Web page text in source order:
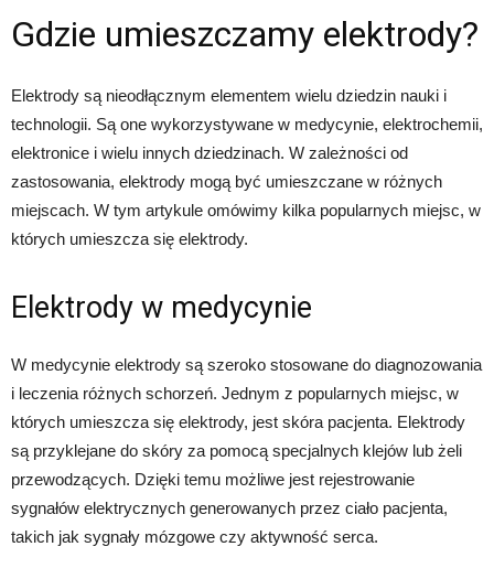
Gdzie umieszczamy elektrody?
Elektrody są nieodłącznym elementem wielu dziedzin nauki i
technologii. Są one wykorzystywane w medycynie, elektrochemii,
elektronice i wielu innych dziedzinach. W zależności od
zastosowania, elektrody mogą być umieszczane w różnych
miejscach. W tym artykule omówimy kilka popularnych miejsc, w
których umieszcza się elektrody.
Elektrody w medycynie
W medycynie elektrody są szeroko stosowane do diagnozowania
i leczenia różnych schorzeń. Jednym z popularnych miejsc, w
których umieszcza się elektrody, jest skóra pacjenta. Elektrody
są przyklejane do skóry za pomocą specjalnych klejów lub żeli
przewodzących. Dzięki temu możliwe jest rejestrowanie
sygnałów elektrycznych generowanych przez ciało pacjenta,
takich jak sygnały mózgowe czy aktywność serca.